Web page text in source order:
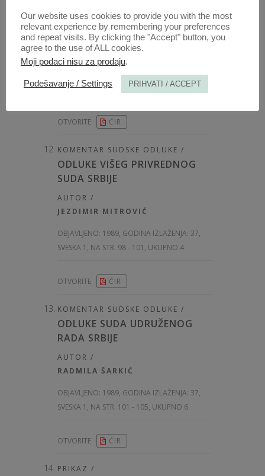
SRBIJE
AUTOR /
TOMISLAV VELJKOVIĆ
1989, GODINA IZLAŽENJA: 37,
SVESKA 1, NA STR. 91 - 98, UKUPNO 8
OTVORITE ĆIR
KOMENTAR SUDSKE ODLUKE /
ODLUKE VIŠEG PRIVREDNOG
SUDA SRBIJE
AUTOR /
JEZDIMIR MITROVIĆ
OBJAVLJENO: 1989, GODINA IZLAŽENJA: 37,
SVESKA 1, NA STR. 98 - 101, UKUPNO 4
OTVORITE ĆIR
KOMENTAR SUDSKE ODLUKE /
ODLUKE SUDA UDRUŽENOG
RADA SRBIJE
AUTOR /
RADMILA ŠARKIĆ
OBJAVLJENO: 1989, GODINA IZLAŽENJA: 37,
SVESKA 1, NA STR. 101 - 105, UKUPNO 6
OTVORITE ĆIR
PRIKAZ /
Our website uses cookies to provide you with the most
relevant experience by remembering your preferences
and repeat visits. By clicking the "Accept" button, you
agree to the use of ALL cookies.
Moji podaci nisu za prodaju.
Podešavanje / Settings PRIHVATI / ACCEPT